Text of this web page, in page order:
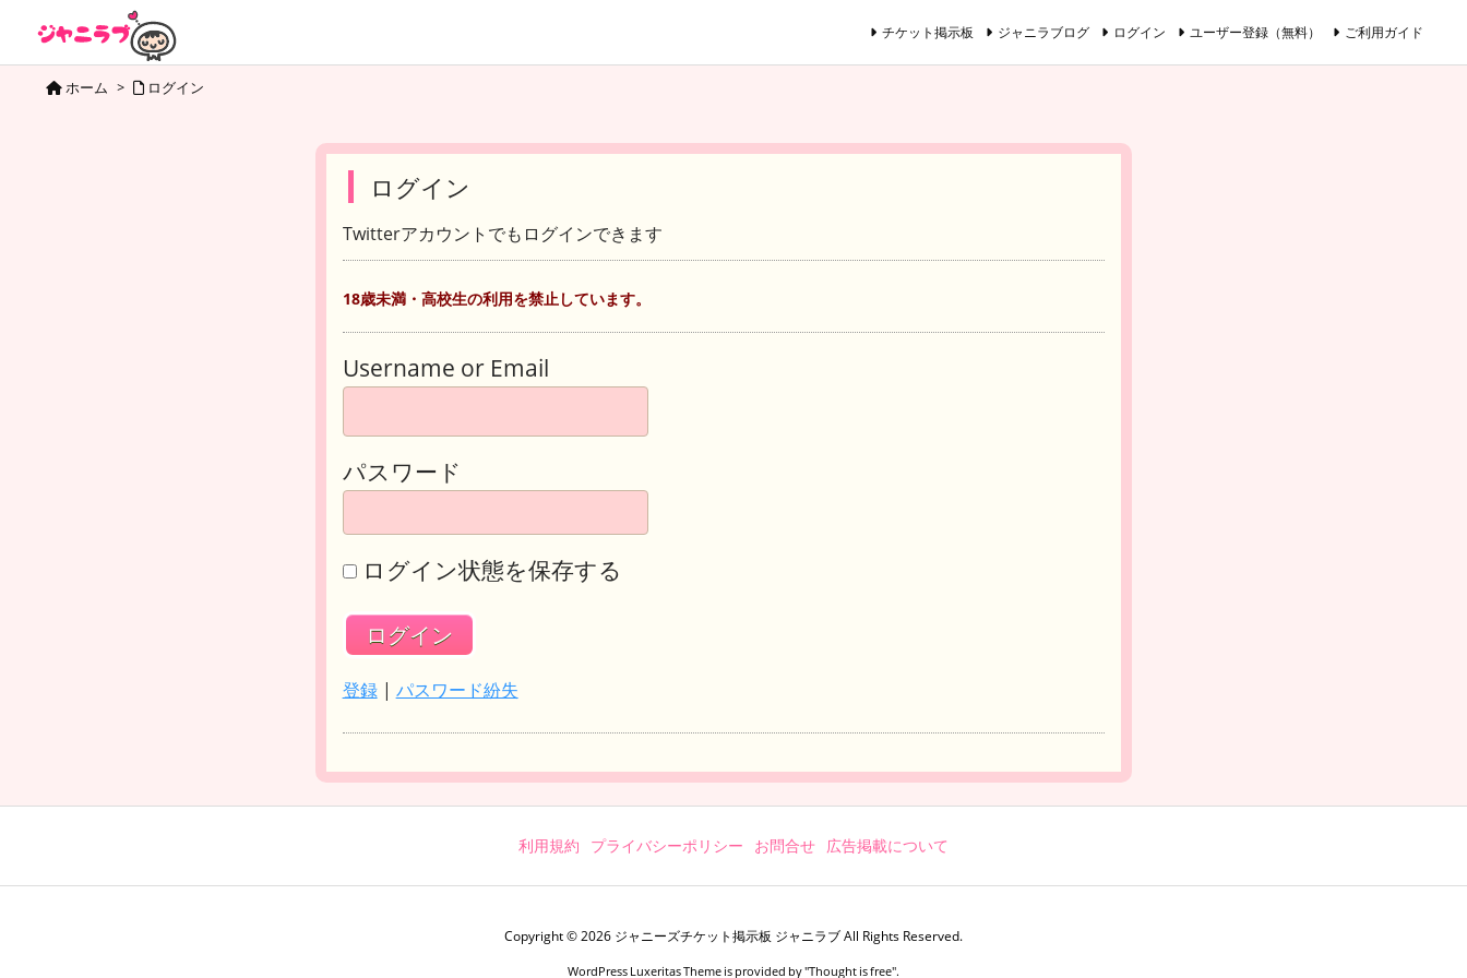
チケット掲示板 ジャニラブログ ログイン ユーザー登録（無料） ご利用ガイド
ホーム > ログイン
ログイン
Twitterアカウントでもログインできます
18歳未満・高校生の利用を禁止しています。
Username or Email
パスワード
ログイン状態を保存する
登録| パスワード紛失
利用規約 プライバシーポリシー お問合せ 広告掲載について
Copyright ©2026 ジャニーズチケット掲示板 ジャニラブAll Rights Reserved.
WordPress Luxeritas Theme is provided by "Thought is free".